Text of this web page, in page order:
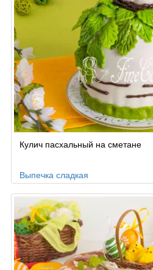
Кулич пасхальный на сметане
Выпечка сладкая